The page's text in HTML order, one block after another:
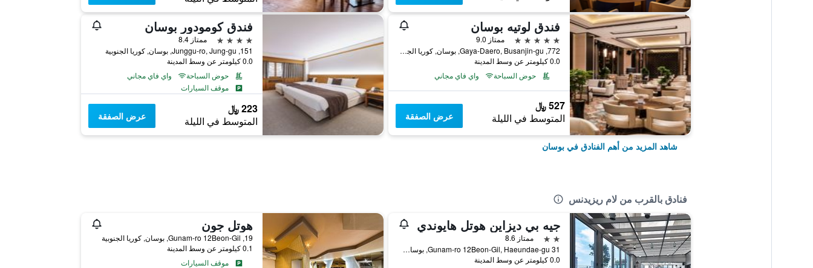
فندق لوتيه بوسان
5 نجوم
ممتاز 9.0
772, Gaya-Daero, Busanjin-gu, بوسان, كوريا الجنوبية
0.0 كيلومتر عن وسط المدينة
حوض السباحة
واي فاي مجاني
527 ﷼
المتوسط في الليلة عرض الصفقة
فندق كومودور بوسان
4 نجوم
ممتاز 8.4
151, Junggu-ro, Jung-gu, بوسان, كوريا الجنوبية
0.0 كيلومتر عن وسط المدينة
حوض السباحة
واي فاي مجاني
موقف السيارات
223 ﷼
المتوسط في الليلة عرض الصفقة
شاهد المزيد من أهم الفنادق في بوسان
فنادق بالقرب من لام ريزيدنس
جيه بي ديزاين هوتل هايوندي
2 نجمتين
ممتاز 8.6
31 Gunam-ro 12Beon-Gil, Haeundae-gu, بوسان, كوريا الجنوبية
0.0 كيلومتر عن وسط المدينة
هوتل جون
19, Gunam-ro 12Beon-Gil, بوسان, كوريا الجنوبية
0.1 كيلومتر عن وسط المدينة
موقف السيارات